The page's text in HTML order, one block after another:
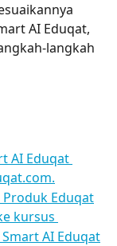
AI Eduqat,
langkah
AI Eduqat
Produk Eduqat
kursus
AI Eduqat